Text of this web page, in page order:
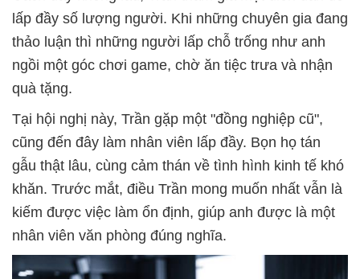
lấp đầy số lượng người. Khi những chuyên gia đang
thảo luận thì những người lấp chỗ trống như anh
ngồi một góc chơi game, chờ ăn tiệc trưa và nhận
quà tặng.
Tại hội nghị này, Trần gặp một "đồng nghiệp cũ",
cũng đến đây làm nhân viên lấp đầy. Bọn họ tán
gẫu thật lâu, cùng cảm thán về tình hình kinh tế khó
khăn. Trước mắt, điều Trần mong muốn nhất vẫn là
kiếm được việc làm ổn định, giúp anh được là một
nhân viên văn phòng đúng nghĩa.